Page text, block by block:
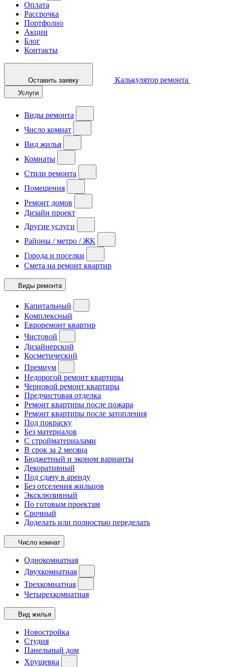
Оплата
Рассрочка
Портфолио
Акции
Блог
Контакты
Оставить заявку Калькулятор ремонта
Услуги
Виды ремонта
Число комнат
Вид жилья
Комнаты
Стили ремонта
Помещения
Ремонт домов
Дизайн проект
Другие услуги
Районы / метро / ЖК
Города и поселки
Смета на ремонт квартир
Виды ремонта
Капитальный
Комплексный
Евроремонт квартир
Чистовой
Дизайнерский
Косметический
Премиум
Недорогой ремонт квартиры
Черновой ремонт квартиры
Предчистовая отделка
Ремонт квартиры после пожара
Ремонт квартиры после затопления
Под покраску
Без материалов
С стройматериалами
В срок за 2 месяца
Бюджетный и эконом варианты
Декоративный
Под сдачу в аренду
Без отселения жильцов
Эксклюзивный
По готовым проектам
Срочный
Доделать или полностью переделать
Число комнат
Однокомнатная
Двухкомнатная
Трехкомнатная
Четырехкомнатная
Вид жилья
Новостройка
Студия
Панельный дом
Хрущевка